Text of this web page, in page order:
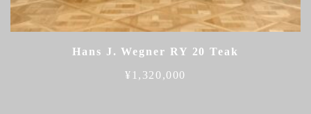
Hans J. Wegner RY 20 Teak
¥ 1,320,000